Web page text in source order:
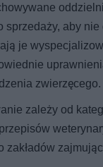
aby nie
je
zwierzęcego.
zależy od
zakładów